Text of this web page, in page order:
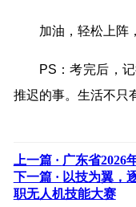
加油，轻松上阵
PS：考完后，
推迟的事。生活不只
上一篇 · 广东省2026
下一篇 · 以技为翼，
职无人机技能大赛